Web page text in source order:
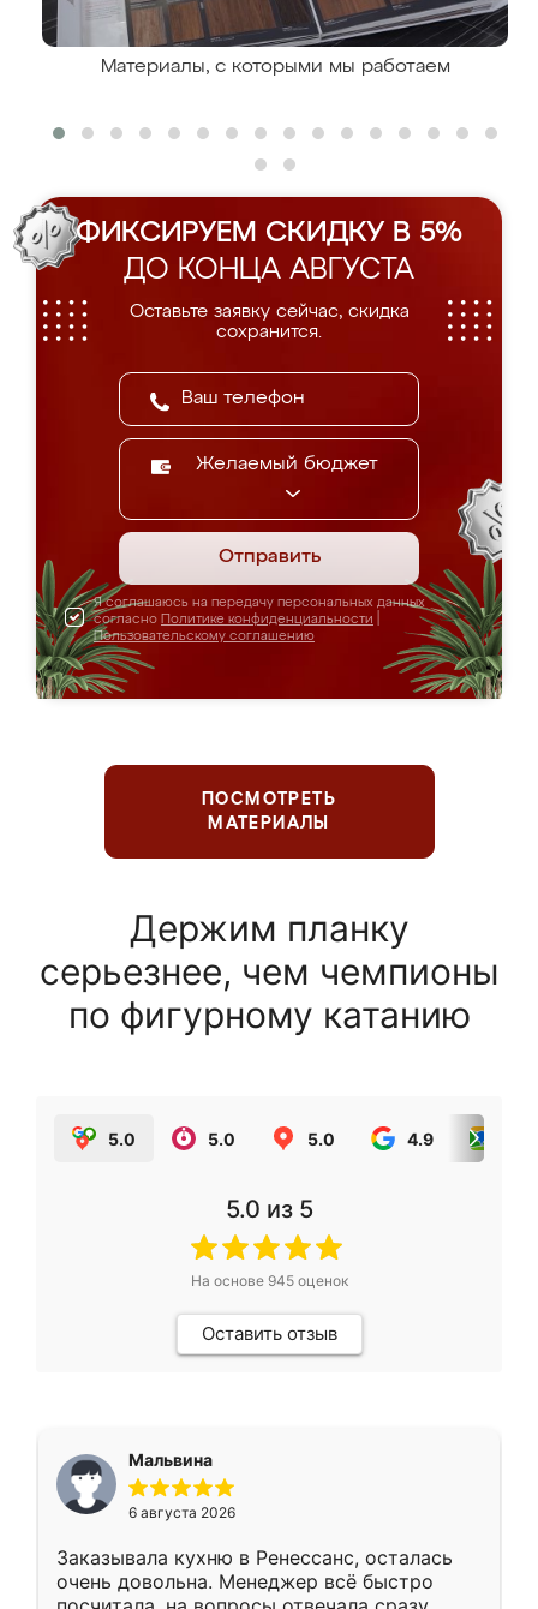
Материалы, с которыми мы работаем
ФИКСИРУЕМ СКИДКУ В 5%
ДО КОНЦА АВГУСТА
Оставьте заявку сейчас, скидка
сохранится.
Желаемый бюджет
Отправить
Я соглашаюсь на передачу персональных данных
согласно Политике конфиденциальности
Пользовательскому соглашению
ПОСМОТРЕТЬ
МАТЕРИАЛЫ
Держим планку
серьезнее, чем чемпионы
по фигурному катанию
5.0 5.0 5.0 4.9
5.0 из 5
На основе 945оценок
Оставить отзыв
Мальвина
6 августа 2026
Заказывала кухню в Ренессанс, осталась
очень довольна. Менеджер всё быстро